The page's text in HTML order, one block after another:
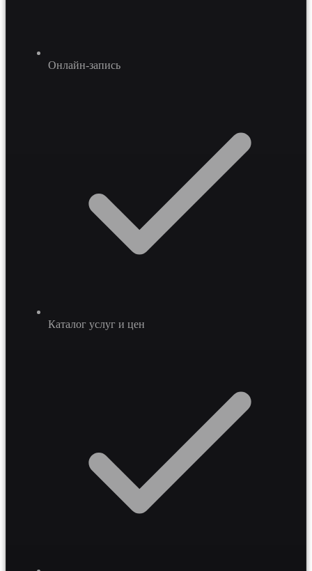
Онлайн-запись
Каталог услуг и цен